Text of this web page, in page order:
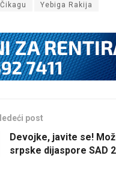
Yebiga Rakija
post
Devojke, javite se!
srpske dijaspore SAD